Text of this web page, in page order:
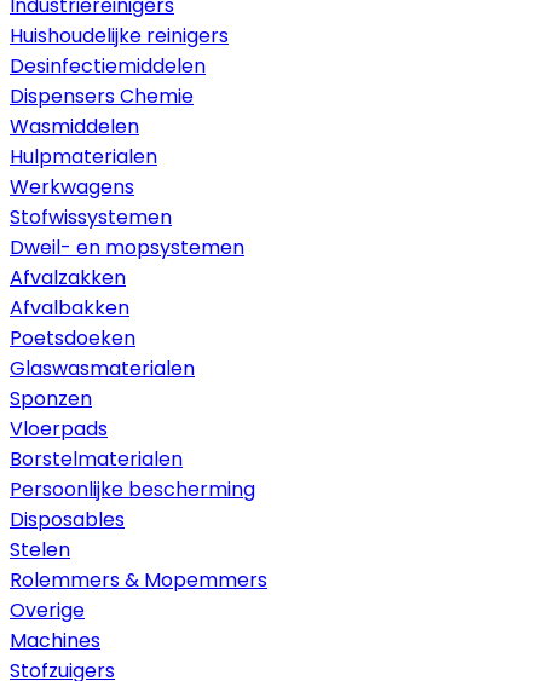
Huishoudelijke reinigers
Desinfectiemiddelen
Dispensers Chemie
Wasmiddelen
Hulpmaterialen
Werkwagens
Stofwissystemen
Dweil- en mopsystemen
Afvalzakken
Afvalbakken
Poetsdoeken
Glaswasmaterialen
Sponzen
Vloerpads
Borstelmaterialen
Persoonlijke bescherming
Disposables
Stelen
Rolemmers & Mopemmers
Overige
Machines
Stofzuigers